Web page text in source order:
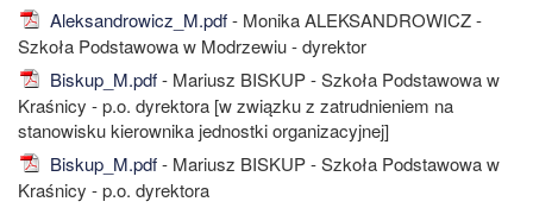
Aleksandrowicz_M.pdf- Monika ALEKSANDROWICZ -
Szkoła Podstawowa w Modrzewiu - dyrektor
Biskup_M.pdf- Mariusz BISKUP - Szkoła Podstawowa w
Kraśnicy - p.o. dyrektora [w związku z zatrudnieniem na
stanowisku kierownika jednostki organizacyjnej]
Biskup_M.pdf- Mariusz BISKUP - Szkoła Podstawowa w
Kraśnicy - p.o. dyrektora